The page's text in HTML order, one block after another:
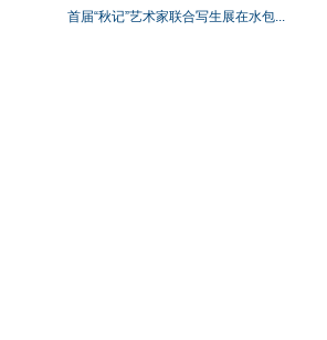
首届“秋记”艺术家联合写生展在水包...